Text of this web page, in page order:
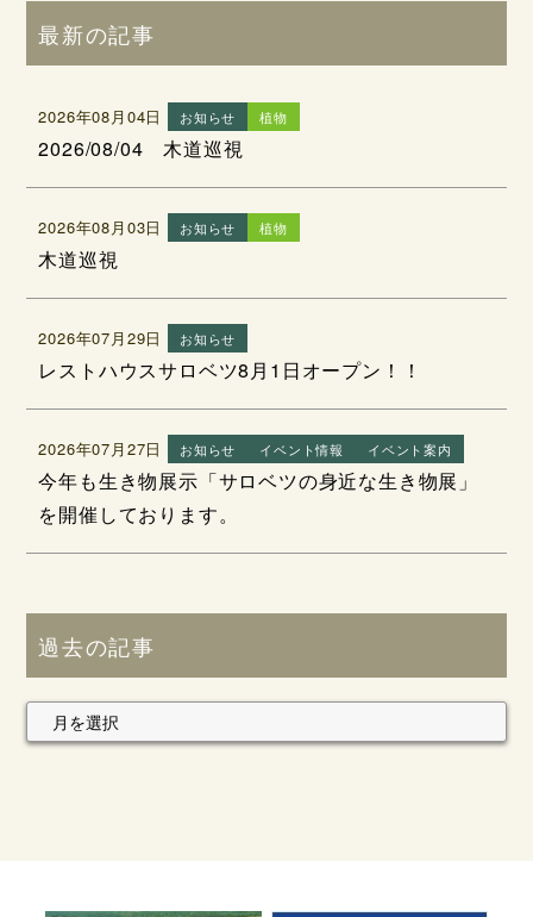
最新の記事
2026年08月04日 お知らせ 植物
2026/08/04 木道巡視
2026年08月03日 お知らせ 植物
木道巡視
2026年07月29日 お知らせ
レストハウスサロベツ8月1日オープン！！
2026年07月27日 お知らせ イベント情報 イベント案内
今年も生き物展示「サロベツの身近な生き物展」
を開催しております。
過去の記事